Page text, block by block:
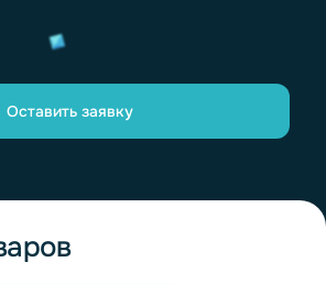
Оставить заявку